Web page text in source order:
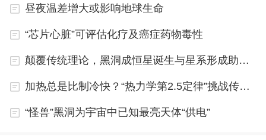
昼夜温差增大或影响地球生命
“芯片心脏”可评估化疗及癌症药物毒性
颠覆传统理论，黑洞成恒星诞生与星系形成助推器
加热总是比制冷快？“热力学第2.5定律”挑战传统预期
“怪兽”黑洞为宇宙中已知最亮天体“供电”